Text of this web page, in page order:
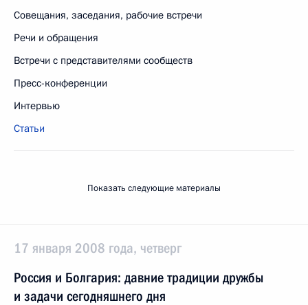
Совещания, заседания, рабочие встречи
Речи и обращения
Встречи с представителями сообществ
Пресс-конференции
Интервью
Статьи
Показать следующие материалы
17 января 2008 года, четверг
Россия и Болгария: давние традиции дружбы
и задачи сегодняшнего дня